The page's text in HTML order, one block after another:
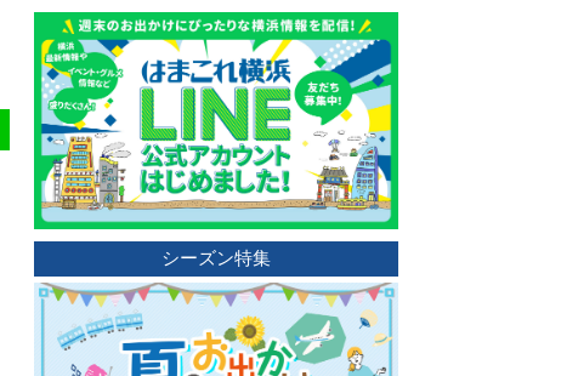
シーズン特集